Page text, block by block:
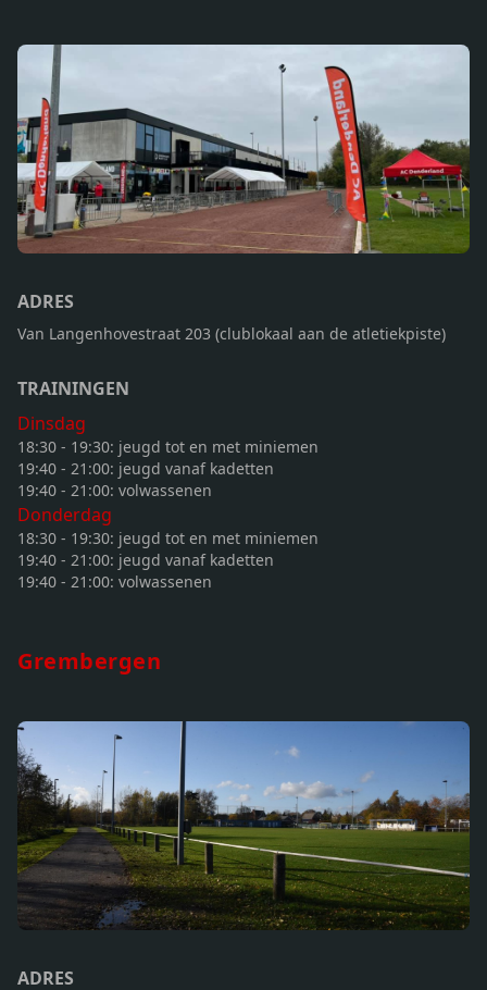
ADRES
Van Langenhovestraat 203 (clublokaal aan de atletiekpiste)
TRAININGEN
Dinsdag
18:30 - 19:30: jeugd tot en met miniemen
19:40 - 21:00: jeugd vanaf kadetten
19:40 - 21:00: volwassenen
Donderdag
18:30 - 19:30: jeugd tot en met miniemen
19:40 - 21:00: jeugd vanaf kadetten
19:40 - 21:00: volwassenen
Grembergen
ADRES